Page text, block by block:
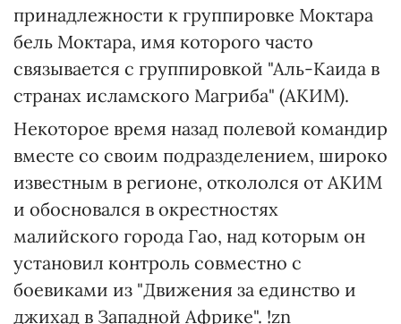
принадлежности к группировке Моктара
бель Моктара, имя которого часто
связывается с группировкой "Аль-Каида в
странах исламского Магриба" (АКИМ).
Некоторое время назад полевой командир
вместе со своим подразделением, широко
известным в регионе, откололся от АКИМ
и обосновался в окрестностях
малийского города Гао, над которым он
установил контроль совместно с
боевиками из "Движения за единство и
джихад в Западной Африке". !zn